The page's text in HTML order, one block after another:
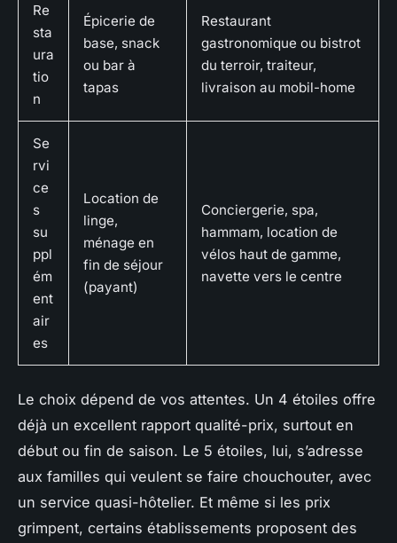
Re
sta
ura
tio
n
Épicerie de
base, snack
ou bar à
tapas
Restaurant
gastronomique ou bistrot
du terroir, traiteur,
livraison au mobil-home
Se
rvi
ce
s
su
ppl
ém
ent
air
es
Location de
linge,
ménage en
fin de séjour
(payant)
Conciergerie, spa,
hammam, location de
vélos haut de gamme,
navette vers le centre
Le choix dépend de vos attentes. Un 4 étoiles offre
déjà un excellent rapport qualité-prix, surtout en
début ou fin de saison. Le 5 étoiles, lui, s’adresse
aux familles qui veulent se faire chouchouter, avec
un service quasi-hôtelier. Et même si les prix
grimpent, certains établissements proposent des